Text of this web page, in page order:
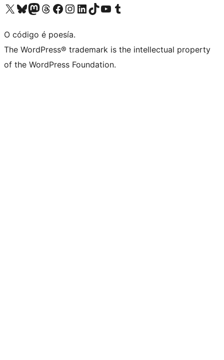
Visita la cuenta de X (anteriormente Twitter)
Visita a nosa conta de Bluesky
Visita a nosa conta de Mastodon
Visita a nosa conta de Threads
Visita a nosa páxina de Facebook
Visita a nosa conta de Instagram
Visita a nosa conta de LinkedIn
Visita a nosa conta de TikTok
Visita a nosa canle de YouTube
Visita a nosa conta de Tumblr
O código é poesía.
The WordPress® trademark is the intellectual property
of the WordPress Foundation.